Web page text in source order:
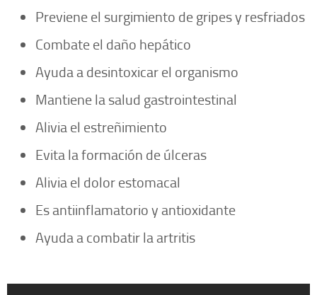
Previene el surgimiento de gripes y resfriados
Combate el daño hepático
Ayuda a desintoxicar el organismo
Mantiene la salud gastrointestinal
Alivia el estreñimiento
Evita la formación de úlceras
Alivia el dolor estomacal
Es antiinflamatorio y antioxidante
Ayuda a combatir la artritis